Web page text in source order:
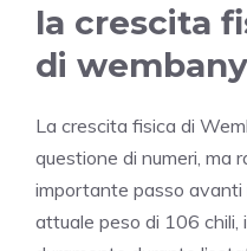
la crescita
di
La crescita fisica di
questione di numeri, ma
importante passo avanti
attuale peso di 106